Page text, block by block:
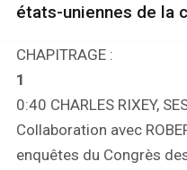
états-uniennes de la
CHAPITRAGE :
1
0:40 CHARLES RIXEY,
Collaboration avec
enquêtes du Congrès